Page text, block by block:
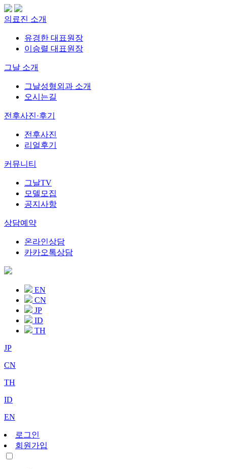
의료진 소개
유경한 대표원장
이승렬 대표원장
그날 소개
그날성형외과 소개
오시는길
전후사진·후기
전후사진
리얼후기
커뮤니티
그날TV
모델모집
공지사항
상담예약
온라인상담
카카오톡상담
EN
CN
JP
ID
TH
JP
CN
TH
ID
EN
로그인
회원가입